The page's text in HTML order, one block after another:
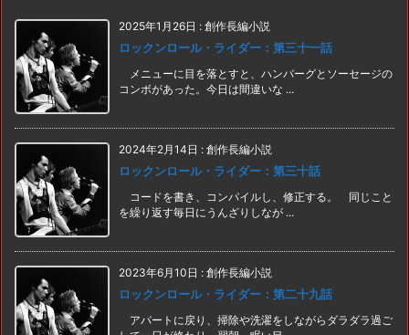
2025年1月26日 : 創作長編小説
ロックンロール・ライダー：第三十一話
メニューに目を落とすと、ハンバーグとソーセージの
コンボがあった。今日は間違いな ...
2024年2月14日 : 創作長編小説
ロックンロール・ライダー：第三十話
コードを書き、コンパイルし、修正する。 同じこと
を繰り返す毎日にうんざりしなが ...
2023年6月10日 : 創作長編小説
ロックンロール・ライダー：第二十九話
アパートに戻り、掃除や洗濯をしながらダラダラ過ご